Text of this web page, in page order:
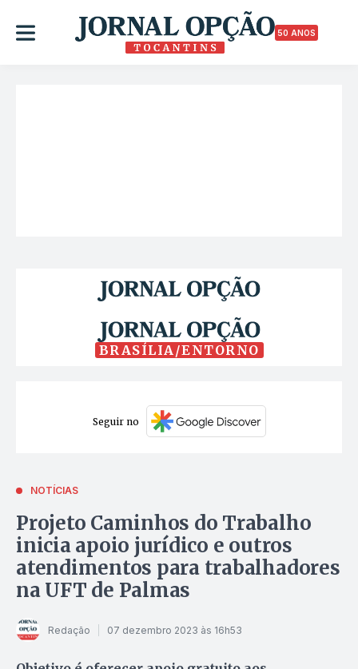
50 ANOS
BRASÍLIA/ENTORNO
Seguir no
NOTÍCIAS
Projeto Caminhos do Trabalho
inicia apoio jurídico e outros
atendimentos para trabalhadores
na UFT de Palmas
Redação 07 dezembro 2023 às 16h53